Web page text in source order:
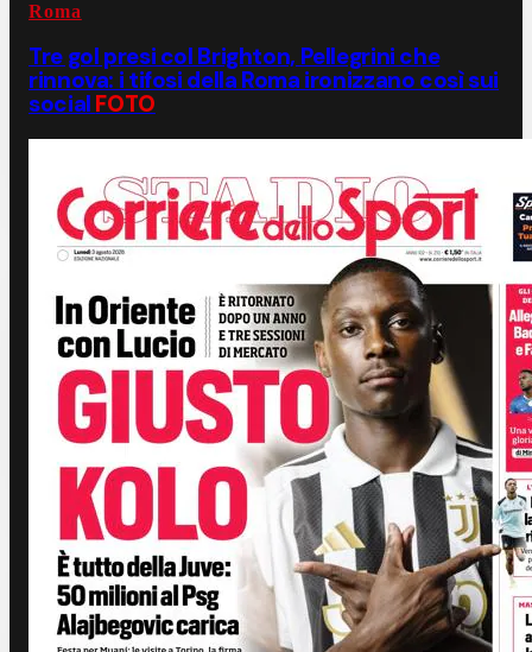
Roma
Tre gol presi col Brighton, Pellegrini che
rinnova: i tifosi della Roma ironizzano così sui
social FOTO